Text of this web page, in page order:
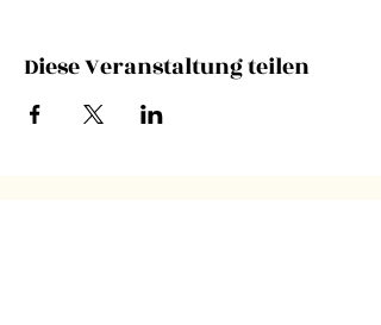
Diese Veranstaltung teilen